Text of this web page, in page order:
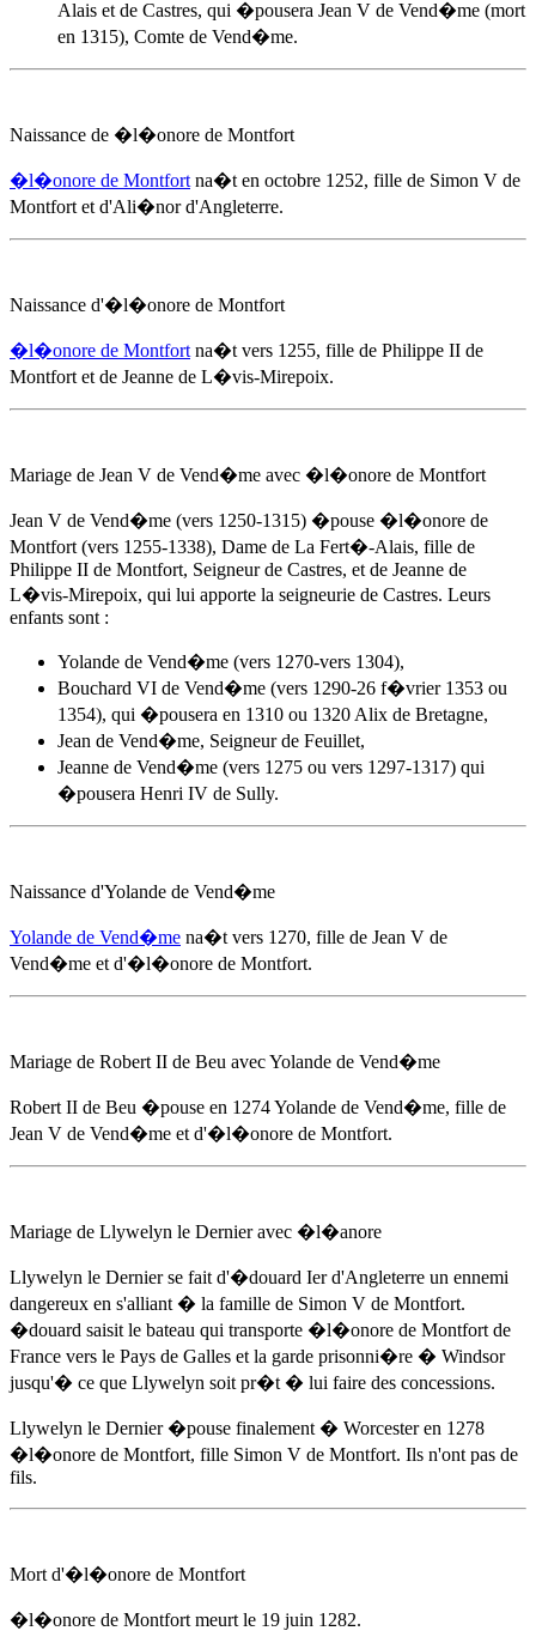
Alais et de Castres, qui �pousera Jean V de Vend�me (mort
en 1315), Comte de Vend�me.
Naissance de �l�onore de Montfort
�l�onore de Montfort na�t en octobre 1252, fille de Simon V de
Montfort et d'Ali�nor d'Angleterre.
Naissance d'�l�onore de Montfort
�l�onore de Montfort na�t vers 1255, fille de Philippe II de
Montfort et de Jeanne de L�vis-Mirepoix.
Mariage de Jean V de Vend�me avec �l�onore de Montfort
Jean V de Vend�me (vers 1250-1315) �pouse �l�onore de
Montfort (vers 1255-1338), Dame de La Fert�-Alais, fille de
Philippe II de Montfort, Seigneur de Castres, et de Jeanne de
L�vis-Mirepoix, qui lui apporte la seigneurie de Castres. Leurs
enfants sont :
Yolande de Vend�me (vers 1270-vers 1304),
Bouchard VI de Vend�me (vers 1290-26 f�vrier 1353 ou
1354), qui �pousera en 1310 ou 1320 Alix de Bretagne,
Jean de Vend�me, Seigneur de Feuillet,
Jeanne de Vend�me (vers 1275 ou vers 1297-1317) qui
�pousera Henri IV de Sully.
Naissance d'Yolande de Vend�me
Yolande de Vend�me na�t vers 1270, fille de Jean V de
Vend�me et d'�l�onore de Montfort.
Mariage de Robert II de Beu avec Yolande de Vend�me
Robert II de Beu �pouse en 1274Yolande de Vend�me, fille de
Jean V de Vend�me et d'�l�onore de Montfort.
Mariage de Llywelyn le Dernier avec �l�anore
Llywelyn le Dernier se fait d'�douard Ier d'Angleterre un ennemi
dangereux en s'alliant � la famille de Simon V de Montfort.
�douard saisit le bateau qui transporte �l�onore de Montfort de
France vers le Pays de Galles et la garde prisonni�re � Windsor
jusqu'� ce que Llywelyn soit pr�t � lui faire des concessions.
Llywelyn le Dernier �pouse finalement � Worcesteren 1278
�l�onore de Montfort, fille Simon V de Montfort. Ils n'ont pas de
fils.
Mort d'�l�onore de Montfort
�l�onore de Montfort meurt le 19 juin 1282.